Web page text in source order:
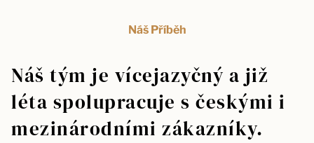
Náš Příběh
Náš tým je vícejazyčný a již
léta spolupracuje s českými i
mezinárodními zákazníky.